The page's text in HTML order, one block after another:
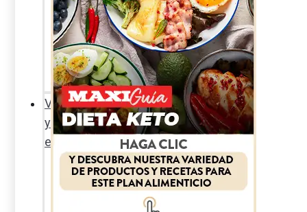
Sexualidad
responsable
En
la
percha
Vida
y
estilo
Productos
nuevos